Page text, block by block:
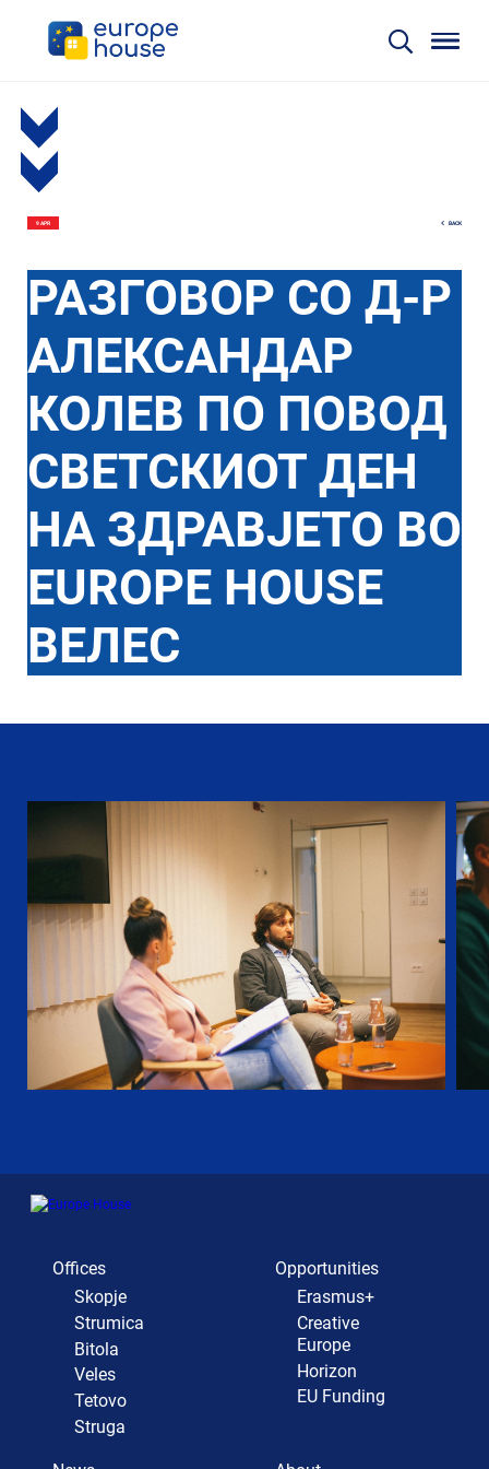
9 APR BACK
РАЗГОВОР СО Д-Р
АЛЕКСАНДАР
КОЛЕВ ПО ПОВОД
СВЕТСКИОТ ДЕН
НА ЗДРАВЈЕТО ВО
EUROPE HOUSE
ВЕЛЕС
Offices
Skopje
Strumica
Bitola
Veles
Tetovo
Struga
Opportunities
Erasmus+
Creative
Europe
Horizon
EU Funding